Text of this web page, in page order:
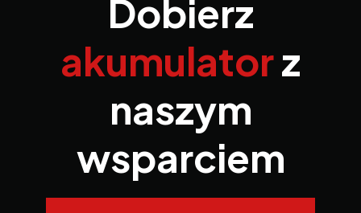
Dobierz
akumulatorz
naszym
wsparciem